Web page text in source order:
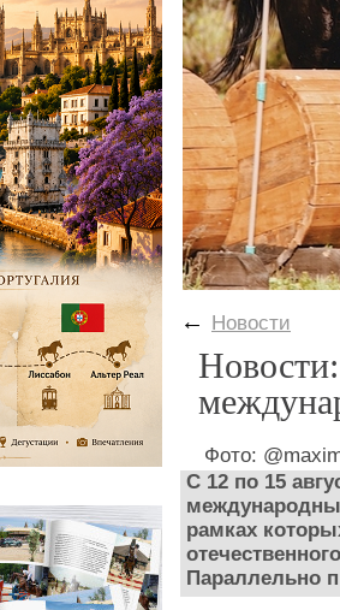
← Новости
Фото:
С 12 по 15
рамках
Параллельно